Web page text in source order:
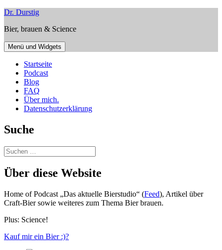
Zum
springen
Dr. Durstig
Bier, brauen & Science
Menü und Widgets
Startseite
Podcast
Blog
FAQ
Über mich.
Datenschutzerklärung
Suche
Suchen
nach:
Über diese Website
Home of Podcast „Das aktuelle Bierstudio“ (Feed), Artikel über
Craft-Bier sowie weiteres zum Thema Bier brauen.
Plus: Science!
Kauf mir ein Bier :)?